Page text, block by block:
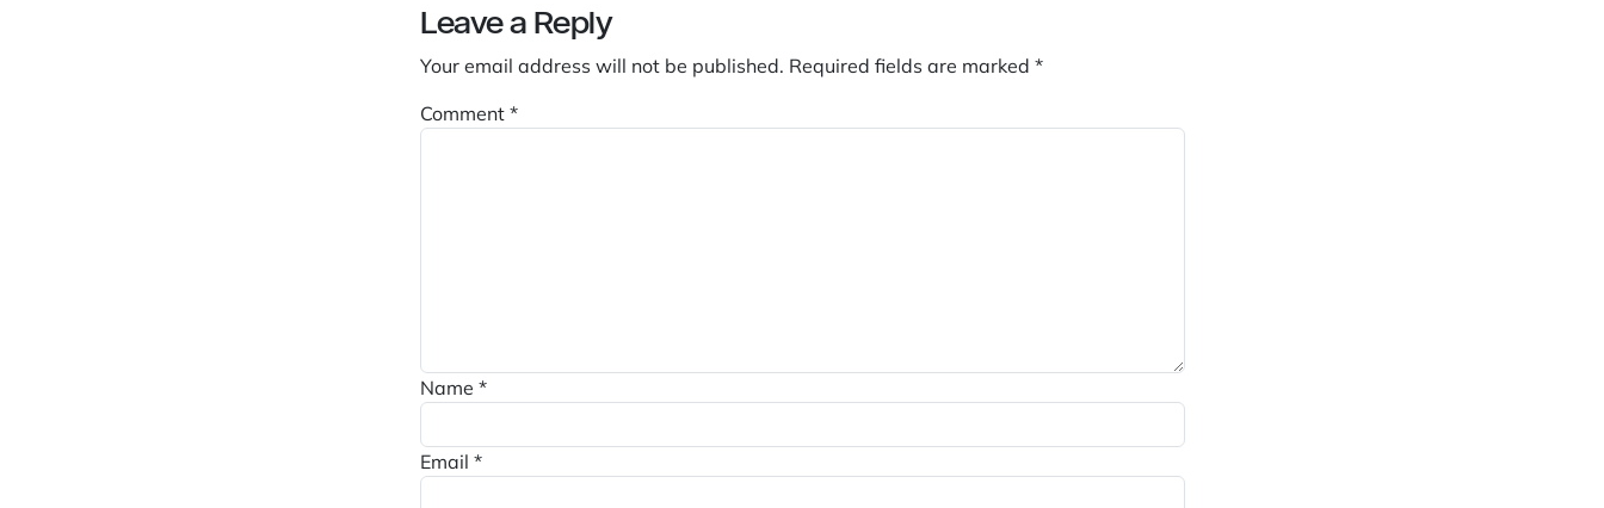
Leave a Reply
Your email address will not be published. Required fields are marked *
Comment *
Name *
Email *